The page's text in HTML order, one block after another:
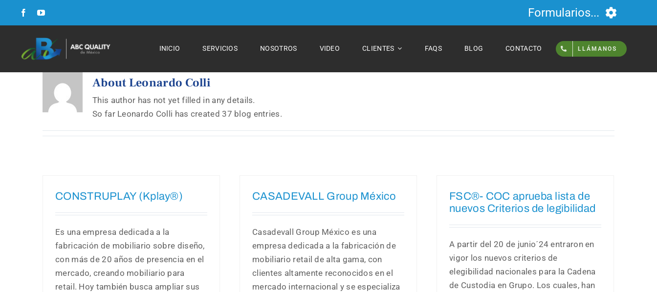
Formularios...
Formulario FSC
Formulario para Cursos
Formulario para Auditorias
Curriculum
INICIO SERVICIOS NOSOTROS VIDEO CLIENTES FAQS BLOG CONTACTO LLÁMANOS
About Leonardo Colli
This author has not yet filled in any details.
So far Leonardo Colli has created 37 blog entries.
CONSTRUPLAY (Kplay®)
Es una empresa dedicada a la
fabricación de mobiliario sobre diseño,
con más de 20 años de presencia en el
mercado, creando mobiliario para
retail. Hoy también busca ampliar sus
CASADEVALL Group México
Casadevall Group México es una
empresa dedicada a la fabricación de
mobiliario retail de alta gama, con
clientes altamente reconocidos en el
mercado internacional y se especializa
FSC®- COC aprueba lista de
nuevos Criterios de legibilidad
A partir del 20 de junio´24 entraron en
vigor los nuevos criterios de
elegibilidad nacionales para la Cadena
de Custodia en Grupo. Los cuales, han